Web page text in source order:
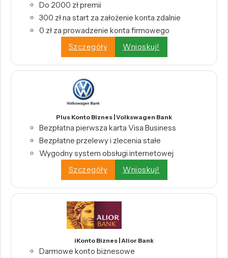
Do 2000 zł premii
300 zł na start za założenie konta zdalnie
0 zł za prowadzenie konta firmowego
Szczegóły
Wnioskuj!
Plus Konto Biznes | Volkswagen Bank
Bezpłatna pierwsza karta Visa Business
Bezpłatne przelewy i zlecenia stałe
Wygodny system obsługi internetowej
Szczegóły
Wnioskuj!
iKonto Biznes | Alior Bank
Darmowe konto biznesowe